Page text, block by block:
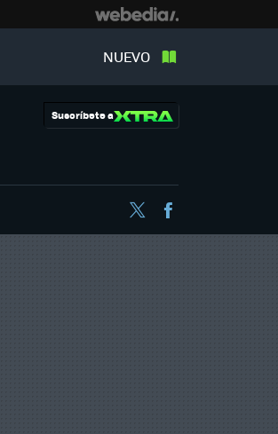
NUEVO
Suscríbete a
Twitter